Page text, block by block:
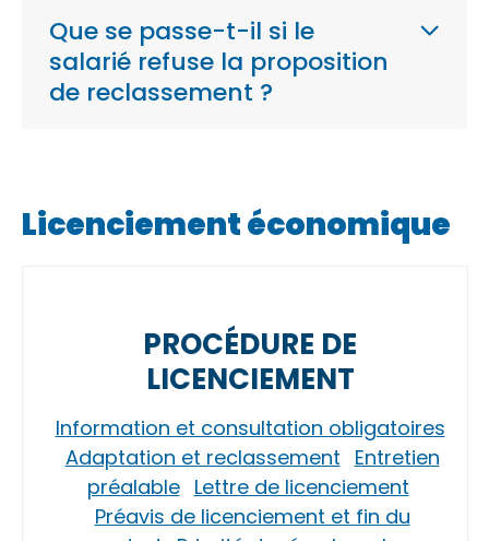
Que se passe-t-il si le
salarié refuse la proposition
de reclassement ?
Licenciement économique
PROCÉDURE DE
LICENCIEMENT
Information et consultation obligatoires
Adaptation et reclassement Entretien
préalable Lettre de licenciement
Préavis de licenciement et fin du